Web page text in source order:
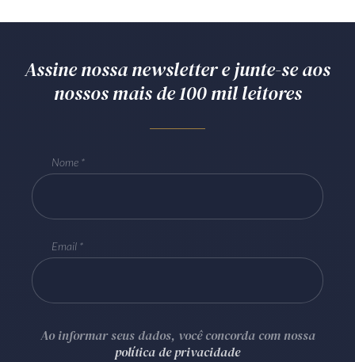
Assine nossa newsletter e junte-se aos
nossos mais de 100 mil leitores
Nome
Email
Ao informar seus dados, você concorda com nossa
política de privacidade